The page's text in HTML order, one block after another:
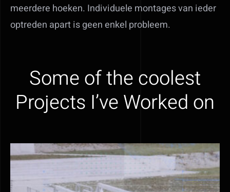
meerdere hoeken. Individuele montages van ieder
optreden apart is geen enkel probleem.
Some of the coolest
Projects I’ve Worked on